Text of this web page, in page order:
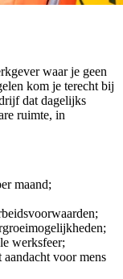
waar je geen
kom je terecht bij
dat dagelijks
ruimte, in
maand;
werksfeer;
voor mens